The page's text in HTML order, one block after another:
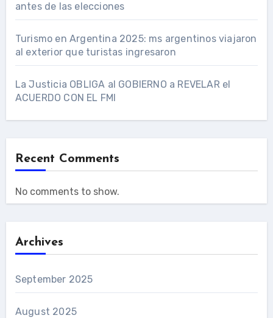
antes de las elecciones
Turismo en Argentina 2025: ms argentinos viajaron
al exterior que turistas ingresaron
La Justicia OBLIGA al GOBIERNO a REVELAR el
ACUERDO CON EL FMI
Recent Comments
No comments to show.
Archives
September 2025
August 2025